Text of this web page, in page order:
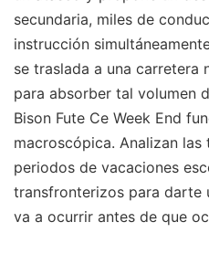
secundaria, miles de
instrucción
se traslada a una carretera
para absorber tal volumen
Bison Fute Ce Week End
macroscópica. Analizan
periodos de vacaciones
transfronterizos para darte
va a ocurrir antes de que